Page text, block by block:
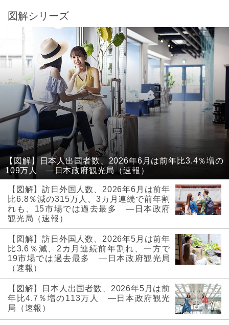
図解シリーズ
【図解】日本人出国者数、2026年6月は前年比3.4％増の
109万人 ―日本政府観光局（速報）
【図解】訪日外国人数、2026年6月は前年
比6.8％減の315万人、3カ月連続で前年割
れも、15市場では過去最多 ―日本政府
観光局（速報）
【図解】訪日外国人数、2026年5月は前年
比3.6％減、2カ月連続前年割れ、一方で
19市場では過去最多 ―日本政府観光局
（速報）
【図解】日本人出国者数、2026年5月は前
年比4.7％増の113万人 ―日本政府観光
局（速報）